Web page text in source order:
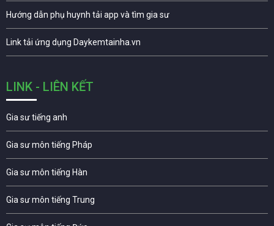
Hướng dẫn phụ huynh tải app và tìm gia sư
Link tải ứng dụng Daykemtainha.vn
LINK - LIÊN KẾT
Gia sư tiếng anh
Gia sư môn tiếng Pháp
Gia sư môn tiếng Hàn
Gia sư môn tiếng Trung